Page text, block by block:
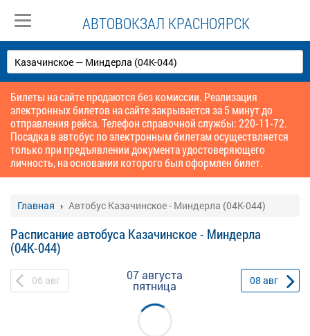
АВТОВОКЗАЛ КРАСНОЯРСК
Билеты на сайте продаются без комиссии. Реализация
электронных билетов на сайте закрывается за 5 минут до
отправления рейса. Телефон справочной службы: 220-11-72.
Посадка в автобус по электронным билетам осуществляется
только при предъявлении документа удостоверяющего
личность, на основании которого был оформлен билет.
Главная Автобус Казачинское - Миндерла (04К-044)
Расписание автобуса Казачинское - Миндерла
(04К-044)
06 авг 07 августа
пятница 08 авг